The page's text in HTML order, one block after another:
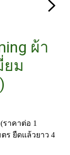
ผ้า
ยม
(ราคาต่อ 1
ร ยืดแล้วยาว 4